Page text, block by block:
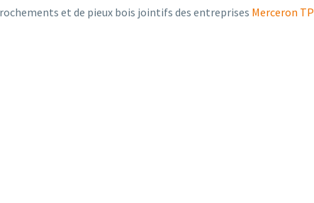
et de pieux bois jointifs des entreprises Merceron TP